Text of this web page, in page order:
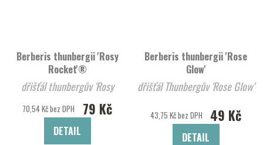
Berberis thunbergii 'Rosy
Rocket'®
dřišťál thunbergův 'Rosy
Rocket'®
70,54 Kč bez DPH 79 Kč
DETAIL
Berberis thunbergii 'Rose
Glow'
dřišťál Thunbergův 'Rose Glow'
43,75 Kč bez DPH 49 Kč
DETAIL